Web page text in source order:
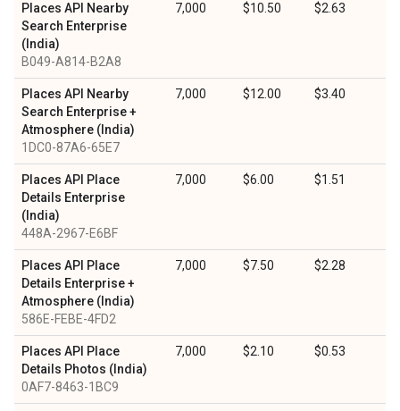
Places API Nearby
Search Enterprise
(India)
B049-A814-B2A8
7,000 $10.50 $2.63
Places API Nearby
Search Enterprise +
Atmosphere (India)
1DC0-87A6-65E7
7,000 $12.00 $3.40
Places API Place
Details Enterprise
(India)
448A-2967-E6BF
7,000 $6.00 $1.51
Places API Place
Details Enterprise +
Atmosphere (India)
586E-FEBE-4FD2
7,000 $7.50 $2.28
Places API Place
Details Photos (India)
0AF7-8463-1BC9
7,000 $2.10 $0.53